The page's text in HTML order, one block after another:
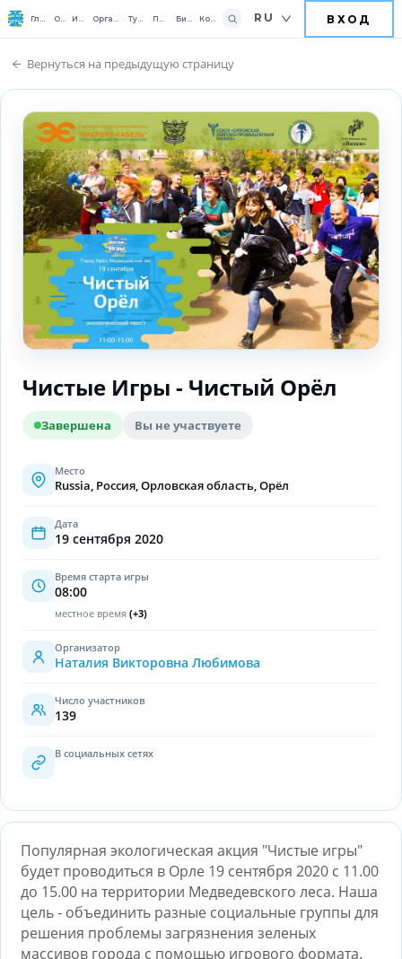
Контакты RU ВХОД
Вернуться на предыдущую страницу
Чистые Игры - Чистый Орёл
Завершена Вы не участвуете
Место
Russia, Россия, Орловская область, Орёл
Дата
19 сентября 2020
Время старта игры
08:00
местное время (+3)
Организатор
Наталия Викторовна Любимова
Число участников
139
В социальных сетях
Популярная экологическая акция "Чистые игры"
будет проводиться в Орле 19 сентября 2020 с 11.00
до 15.00 на территории Медведевского леса. Наша
цель - объединить разные социальные группы для
решения проблемы загрязнения зеленых
массивов города с помощью игрового формата.